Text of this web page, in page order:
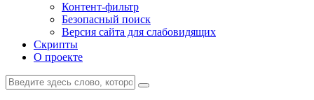
Контент-фильтр
Безопасный поиск
Версия сайта для слабовидящих
Скрипты
О проекте